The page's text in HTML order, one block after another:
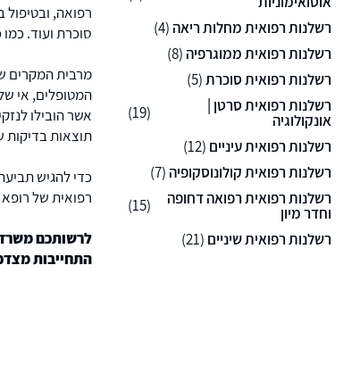
רשלנות רפואית מחלות ריאה (4)
רשלנות רפואית ממוגרפיה (8)
רשלנות רפואית סוכרת(5)
רשלנות רפואית סרטן |
אונקולוגיה
(19)
רשלנות רפואית עיניים (12)
רשלנות רפואית קולונוסקופיה (7)
רשלנות רפואית רפואה דחופה
וחדר מיון
(15)
רשלנות רפואית שיניים (21)
רפואה, ובטיפול
סוכרת ועוד.
מרבית המקרים
המטופלים, אי
אשר הובילו
תוצאות בדיקות
כדי להגיש
רפואית של
לרשותכם
התחייבות